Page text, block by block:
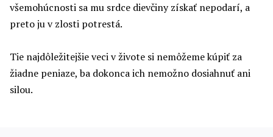
všemohúcnosti sa mu srdce dievčiny získať nepodarí, a
preto ju v zlosti potrestá.
Tie najdôležitejšie veci v živote si nemôžeme kúpiť za
žiadne peniaze, ba dokonca ich nemožno dosiahnuť ani
silou.